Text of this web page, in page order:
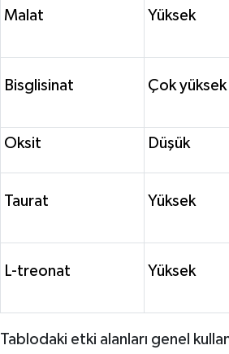
Malat Yüksek
Bisglisinat Çok yüksek
Oksit Düşük
Taurat Yüksek
L-treonat Yüksek
Tablodaki etki alanları genel